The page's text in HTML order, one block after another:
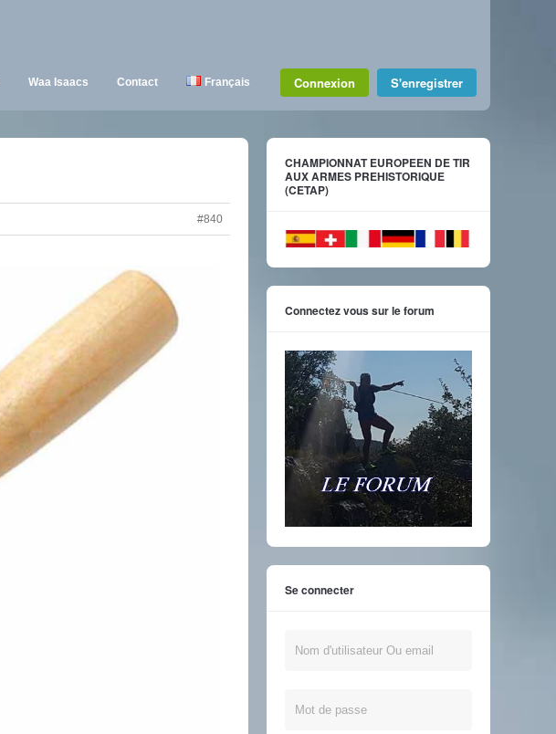
Waa Isaacs Contact Français Connexion S'enregistrer
#840
CHAMPIONNAT EUROPEEN DE TIR
AUX ARMES PREHISTORIQUE
(CETAP)
Connectez vous sur le forum
Se connecter